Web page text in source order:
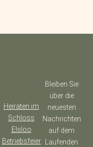
Heiraten im
Schloss
Elsloo
Betriebsfeier
Bleiben Sie
über die
neuesten
Nachrichten
auf dem
Laufenden